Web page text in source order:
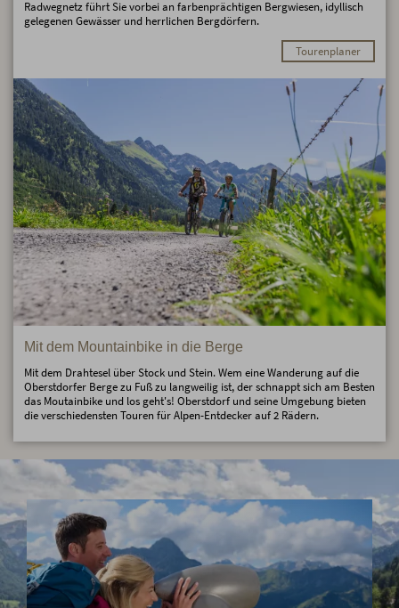
Radwegnetz führt Sie vorbei an farbenprächtigen Bergwiesen, idyllisch
gelegenen Gewässer und herrlichen Bergdörfern.
Tourenplaner
Mit dem Mountainbike in die Berge
Mit dem Drahtesel über Stock und Stein. Wem eine Wanderung auf die
Oberstdorfer Berge zu Fuß zu langweilig ist, der schnappt sich am Besten
das Moutainbike und los geht's! Oberstdorf und seine Umgebung bieten
die verschiedensten Touren für Alpen-Entdecker auf 2 Rädern.